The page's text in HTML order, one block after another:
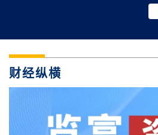
财经纵横